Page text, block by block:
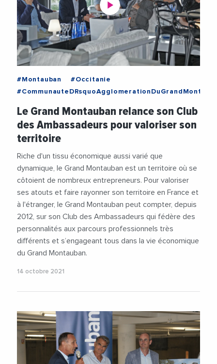
#Montauban
#Occitanie
#Occitanie
#ThierryDeville #Videos
Le Grand Montauban relance son Club
des Ambassadeurs pour valoriser son
territoire
Riche d'un tissu économique aussi varié que
dynamique, le Grand Montauban est un territoire où se
côtoient de nombreux entrepreneurs. Pour valoriser
ses atouts et faire rayonner son territoire en France et
à l'étranger, le Grand Montauban peut compter, depuis
2012, sur son Club des Ambassadeurs qui fédère des
personnalités aux parcours professionnels très
différents et s’engageant tous dans la vie économique
du Grand Montauban.
14 octobre 2021